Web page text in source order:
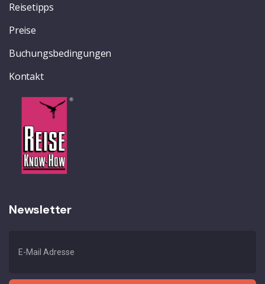
Reisetipps
Preise
Buchungsbedingungen
Kontakt
Newsletter